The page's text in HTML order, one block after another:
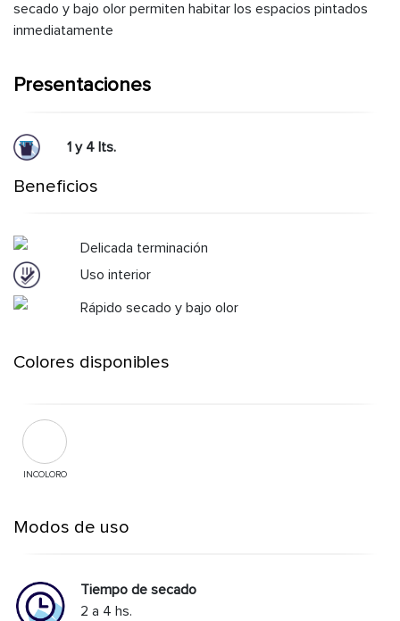
secado y bajo olor permiten habitar los espacios pintados
inmediatamente
Presentaciones
1 y 4 lts.
Beneficios
Delicada terminación
Uso interior
Rápido secado y bajo olor
Colores disponibles
INCOLORO
Modos de uso
Tiempo de secado
2 a 4 hs.